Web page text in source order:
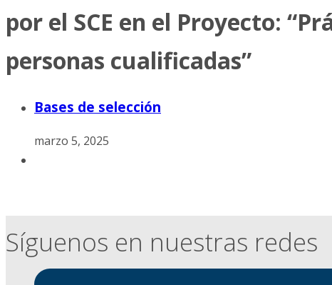
por el SCE en el Proyecto:
personas cualificadas”
Bases de selección
marzo 5, 2025
Síguenos en nuestras redes